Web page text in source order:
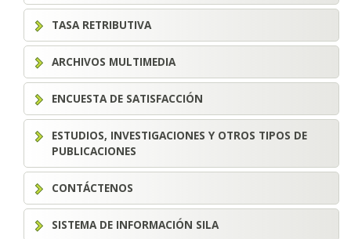
TASA RETRIBUTIVA
ARCHIVOS MULTIMEDIA
ENCUESTA DE SATISFACCIÓN
ESTUDIOS, INVESTIGACIONES Y OTROS TIPOS DE
PUBLICACIONES
CONTÁCTENOS
SISTEMA DE INFORMACIÓN SILA